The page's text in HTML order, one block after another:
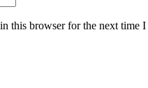
this browser for the next time I